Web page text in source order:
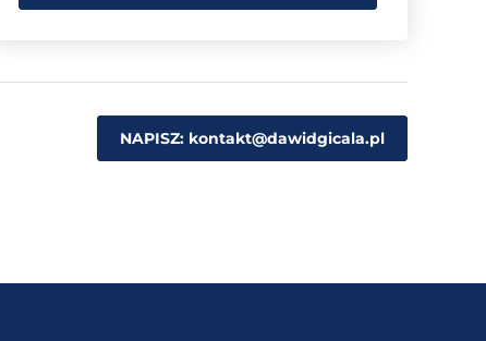
NAPISZ: kontakt@dawidgicala.pl